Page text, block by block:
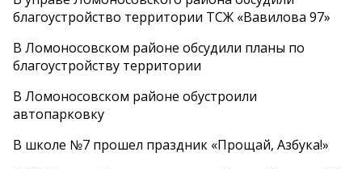
благоустройство территории ТСЖ «Вавилова 97»
В Ломоносовском районе обсудили планы по
благоустройству территории
В Ломоносовском районе обустроили
автопарковку
В школе №7 прошел праздник «Прощай, Азбука!»